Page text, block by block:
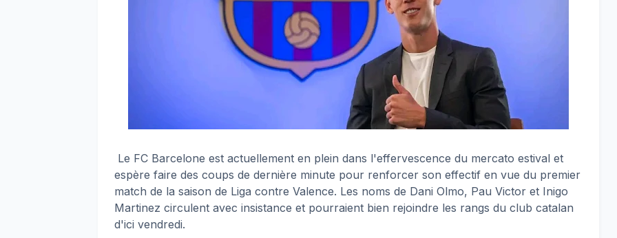
Le FC Barcelone est actuellement en plein dans l'effervescence du mercato estival et
espère faire des coups de dernière minute pour renforcer son effectif en vue du premier
match de la saison de Liga contre Valence. Les noms de Dani Olmo, Pau Victor et Inigo
Martinez circulent avec insistance et pourraient bien rejoindre les rangs du club catalan
d'ici vendredi.